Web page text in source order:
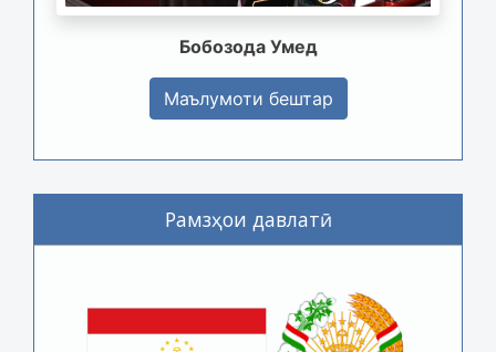
Бобозода Умед
Маълумоти бештар
Рамзҳои давлатӣ